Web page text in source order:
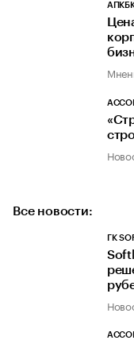
Все новости:
ГК